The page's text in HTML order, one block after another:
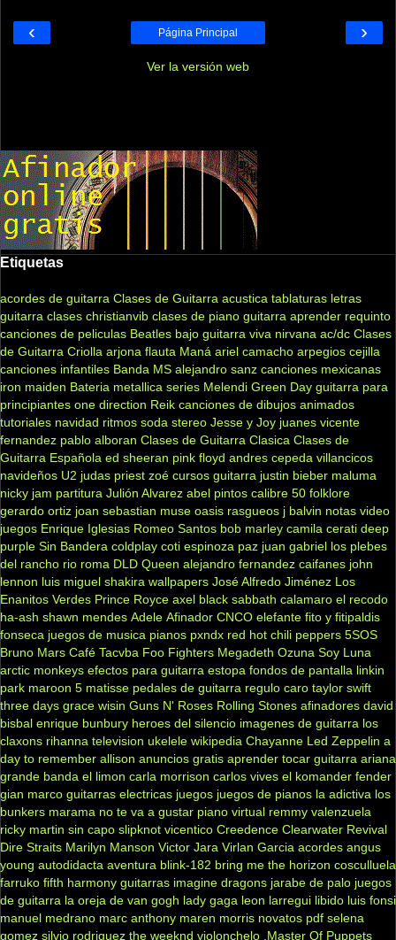
‹ ›
Página Principal
Ver la versión web
Etiquetas
acordes de guitarra Clases de Guitarra acustica tablaturas letras
guitarra clases christianvib clases de piano guitarra aprender requinto
canciones de peliculas Beatles bajo guitarra viva nirvana ac/dc Clases
de Guitarra Criolla arjona flauta Maná ariel camacho arpegios cejilla
canciones infantiles Banda MS alejandro sanz canciones mexicanas
iron maiden Bateria metallica series Melendi Green Day guitarra para
principiantes one direction Reik canciones de dibujos animados
tutoriales navidad ritmos soda stereo Jesse y Joy juanes vicente
fernandez pablo alboran Clases de Guitarra Clasica Clases de
Guitarra Española ed sheeran pink floyd andres cepeda villancicos
navideños U2 judas priest zoé cursos guitarra justin bieber maluma
nicky jam partitura Julión Alvarez abel pintos calibre 50 folklore
gerardo ortiz joan sebastian muse oasis rasgueos j balvin notas video
juegos Enrique Iglesias Romeo Santos bob marley camila cerati deep
purple Sin Bandera coldplay coti espinoza paz juan gabriel los plebes
del rancho rio roma DLD Queen alejandro fernandez caifanes john
lennon luis miguel shakira wallpapers José Alfredo Jiménez Los
Enanitos Verdes Prince Royce axel black sabbath calamaro el recodo
ha-ash shawn mendes Adele Afinador CNCO elefante fito y fitipaldis
fonseca juegos de musica pianos pxndx red hot chili peppers 5SOS
Bruno Mars Café Tacvba Foo Fighters Megadeth Ozuna Soy Luna
arctic monkeys efectos para guitarra estopa fondos de pantalla linkin
park maroon 5 matisse pedales de guitarra regulo caro taylor swift
three days grace wisin Guns N' Roses Rolling Stones afinadores david
bisbal enrique bunbury heroes del silencio imagenes de guitarra los
claxons rihanna television ukelele wikipedia Chayanne Led Zeppelin a
day to remember allison anuncios gratis aprender tocar guitarra ariana
grande banda el limon carla morrison carlos vives el komander fender
gian marco guitarras electricas juegos juegos de pianos la adictiva los
bunkers marama no te va a gustar piano virtual remmy valenzuela
ricky martin sin capo slipknot vicentico Creedence Clearwater Revival
Dire Straits Marilyn Manson Victor Jara Virlan Garcia acordes angus
young autodidacta aventura blink-182 bring me the horizon cosculluela
farruko fifth harmony guitarras imagine dragons jarabe de palo juegos
de guitarra la oreja de van gogh lady gaga leon larregui libido luis fonsi
manuel medrano marc anthony maren morris novatos pdf selena
gomez silvio rodriguez the weeknd violonchelo .Master Of Puppets